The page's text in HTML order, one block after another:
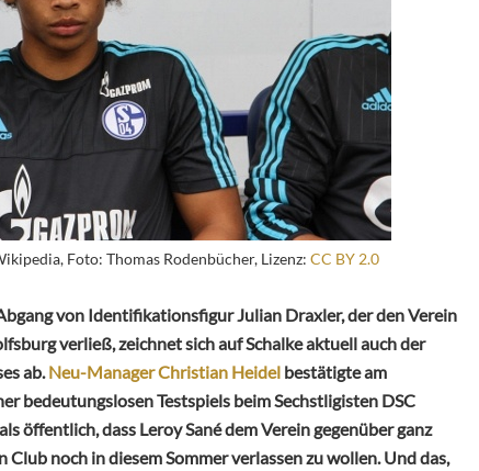
Foto: Thomas Rodenbücher, Lizenz: CC BY 2.0
von Identifikationsfigur Julian Draxler, der den Verein
verließ, zeichnet sich auf Schalke aktuell auch der
ab. Neu-Manager Christian Heidel bestätigte am
bedeutungslosen Testspiels beim Sechstligisten DSC
öffentlich, dass Leroy Sané dem Verein gegenüber ganz
noch in diesem Sommer verlassen zu wollen. Und das,